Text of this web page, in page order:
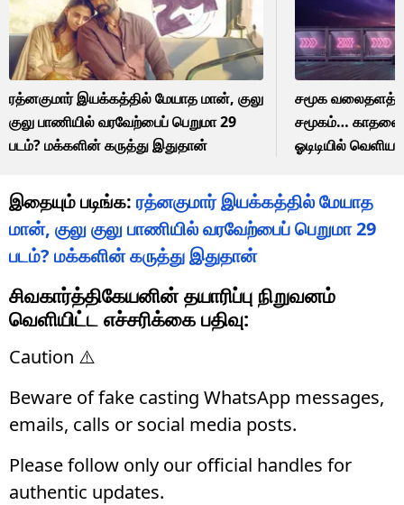
ரத்னகுமார் இயக்கத்தில் மேயாத மான், குலு
குலு பாணியில் வரவேற்பைப் பெறுமா 29
படம்? மக்களின் கருத்து இதுதான்
சமூக
சமூகம்… காதலை
ஓடிடியில்
இதோ
இதையும் படிங்க: ரத்னகுமார் இயக்கத்தில் மேயாத
மான், குலு குலு பாணியில் வரவேற்பைப் பெறுமா 29
படம்? மக்களின் கருத்து இதுதான்
சிவகார்த்திகேயனின் தயாரிப்பு நிறுவனம்
வெளியிட்ட எச்சரிக்கை பதிவு:
Caution ⚠️
Beware of fake casting WhatsApp messages,
emails, calls or social media posts.
Please follow only our official handles for
authentic updates.